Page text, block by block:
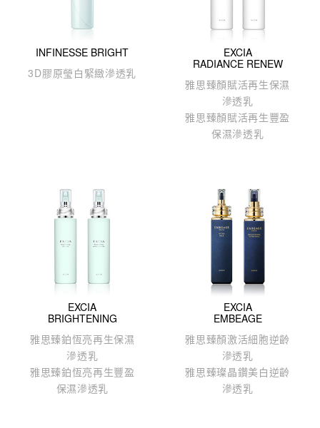
INFINESSE BRIGHT
3D膠原瑩白緊緻滲透乳
EXCIA
RADIANCE RENEW
雅思臻顏賦活再生保濕
滲透乳
雅思臻顏賦活再生豐盈
保濕滲透乳
EXCIA
BRIGHTENING
雅思臻鉑恆亮再生保濕
滲透乳
雅思臻鉑恆亮再生豐盈
保濕滲透乳
EXCIA
EMBEAGE
雅思臻顏激活細胞逆齡
滲透乳
雅思臻璨晶鑽美白逆齡
滲透乳